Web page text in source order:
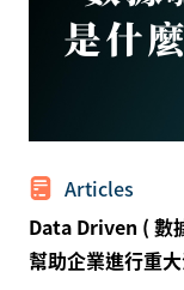
Articles
Data Driven ( 數
幫助企業進行重